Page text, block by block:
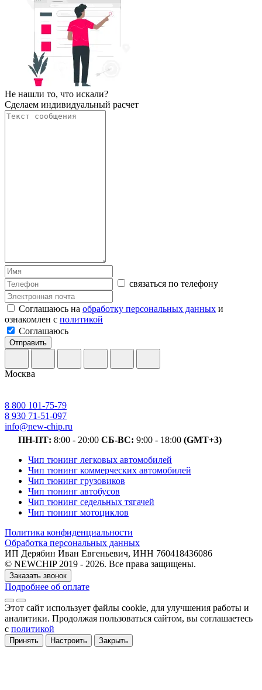
Не нашли то, что искали?
Сделаем индивидуальный расчет
связаться по телефону
Соглашаюсь на обработку персональных данных и
ознакомлен с политикой
Соглашаюсь
Отправить
Москва
8 800 101-75-79
8 930 71-51-097
info@new-chip.ru
ПН-ПТ: 8:00 - 20:00 СБ-ВС: 9:00 - 18:00 (GMT+3)
Чип тюнинг легковых автомобилей
Чип тюнинг коммерческих автомобилей
Чип тюнинг грузовиков
Чип тюнинг автобусов
Чип тюнинг седельных тягачей
Чип тюнинг мотоциклов
Политика конфиденциальности
Обработка персональных данных
ИП Дерябин Иван Евгеньевич, ИНН 760418436086
© NEWCHIP 2019 - 2026. Все права защищены.
Заказать звонок
Подробнее об оплате
Этот сайт использует файлы cookie, для улучшения работы и
аналитики. Продолжая пользоваться сайтом, вы соглашаетесь
с политикой
Принять Настроить Закрыть